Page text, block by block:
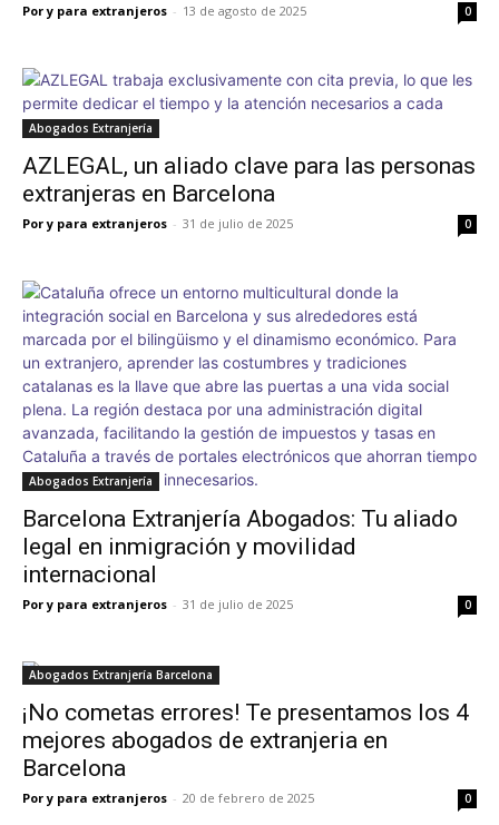
Por y para extranjeros - 13 de agosto de 2025 0
Abogados Extranjería
AZLEGAL, un aliado clave para las personas
extranjeras en Barcelona
Por y para extranjeros - 31 de julio de 2025 0
Abogados Extranjería
Barcelona Extranjería Abogados: Tu aliado
legal en inmigración y movilidad
internacional
Por y para extranjeros - 31 de julio de 2025 0
Abogados Extranjería Barcelona
¡No cometas errores! Te presentamos los 4
mejores abogados de extranjeria en
Barcelona
Por y para extranjeros - 20 de febrero de 2025 0